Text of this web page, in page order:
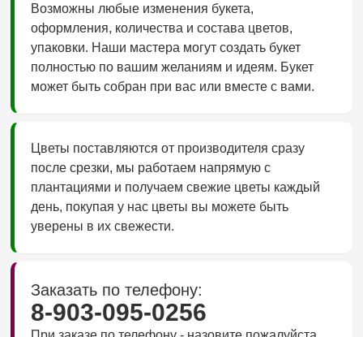
Возможны любые изменения букета,
оформления, количества и состава цветов,
упаковки. Наши мастера могут создать букет
полностью по вашим желаниям и идеям. Букет
может быть собран при вас или вместе с вами.
Цветы поставляются от производителя сразу
после срезки, мы работаем напрямую с
плантациями и получаем свежие цветы каждый
день, покупая у нас цветы вы можете быть
уверены в их свежести.
Заказать по телефону:
8-903-095-0256